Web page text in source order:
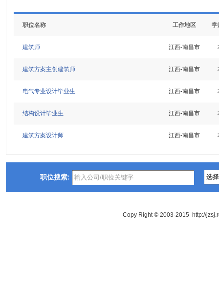
职位名称 工作地区 学
建筑师 江西-南昌市
建筑方案主创建筑师 江西-南昌市
电气专业设计毕业生 江西-南昌市
结构设计毕业生 江西-南昌市
建筑方案设计师 江西-南昌市
职位搜索:
Copy Right © 2003-2015 http://